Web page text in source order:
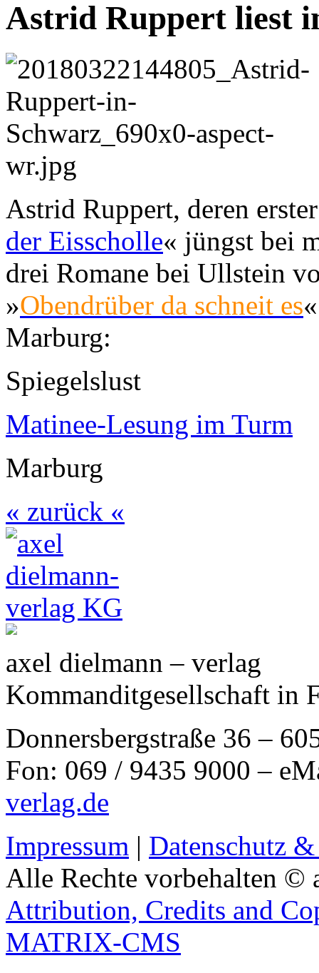
Astrid Ruppert liest
Astrid Ruppert, deren
der Eisscholle« jüngst bei
drei Romane bei Ullstein
»Obendrüber da schneit es
Marburg:
Spiegelslust
Matinee-Lesung im Turm
Marburg
« zurück «
axel dielmann – verlag
Kommanditgesellschaft in
Donnersbergstraße 36 –
Fon: 069 / 9435 9000 –
verlag.de
Impressum | Datenschutz
Alle Rechte vorbehalten ©
Attribution, Credits and
MATRIX-CMS